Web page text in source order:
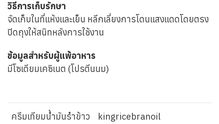
วิธีการเก็บรักษา
จัดเก็บในที่แห้งและเย็น หลีกเลี่ยงการโดนแสงแดดโดยตรง
ปิดถุงให้สนิทหลังการใช้งาน
ข้อมูลสำหรับผู้แพ้อาหาร
มีโซเดียมเคซิเนต (โปรตีนนม)
ครีมเทียมน้ำมันรำข้าว kingricebranoil